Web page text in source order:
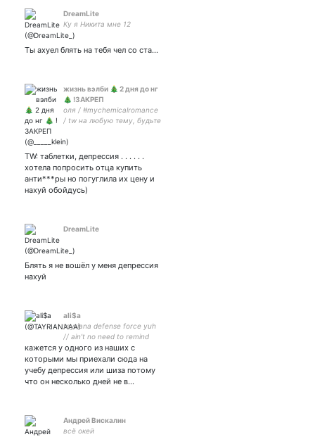
DreamLite
Ку я Никита мне 12
Ты ахуел блять на тебя чел со ста…
жизнь вэлби 🎄 2 дня до нг
🎄 !ЗАКРЕП
оля / #mychemicalromance
/ tw на любую тему, будьте
покушать
щитпост
TW: таблетки, депрессия . . . . . .
хотела попросить отца купить
анти***ры но погуглила их цену и
нахуй обойдусь)
DreamLite
Блять я не вошёл у меня депрессия
нахуй
ali$a
tayriana defense force yuh
// ain’t no need to remind
you it’s AG in your face
кажется у одного из наших с
которыми мы приехали сюда на
учебу депрессия или шиза потому
что он несколько дней не в…
Андрей Вискалин
всё окей